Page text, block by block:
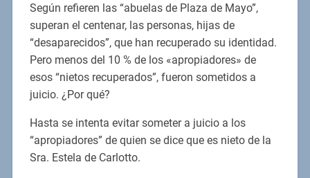
Según refieren las “abuelas de Plaza de Mayo”,
superan el centenar, las personas, hijas de
“desaparecidos”, que han recuperado su identidad.
Pero menos del 10 % de los «apropiadores» de
esos “nietos recuperados”, fueron sometidos a
juicio. ¿Por qué?
Hasta se intenta evitar someter a juicio a los
“apropiadores” de quien se dice que es nieto de la
Sra. Estela de Carlotto.